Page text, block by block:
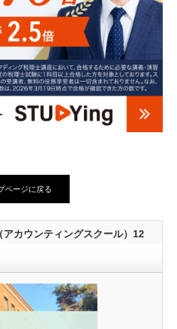
ページに戻る
アカウンティングスクール）12